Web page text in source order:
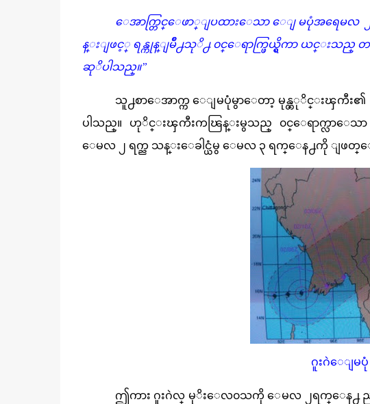
ေအာက္တြင္ေဖာ္ျပထားေသာ ေျမပုံအရေမလ
န္းျဖင့္ ရန္ကုန္ျမိဳ႕သုိ႕ ၀င္ေရာက္ဖြယ္ရွိကာ ယင္းသည္
ဆုိပါသည္။”
သူ႕စာေအာက္က ေျမပုံမွာေတာ့ မုန္တ္ုိင္းၾကီး
ပါသည္။ ဟုိင္းၾကီးကၽြန္းမွသည္ ၀င္ေရာက္လာေ
ေမလ ၂ ရက္ည သန္းေခါင္ယံမွ ေမလ ၃ ရက္ေန႕ကို ျ
ဂူးဂဲေျမ
ဤကား ဂူးဂဲလ္ မုိးေလ၀သကို ေမလ ၂ရက္ေန႕ ည ၈